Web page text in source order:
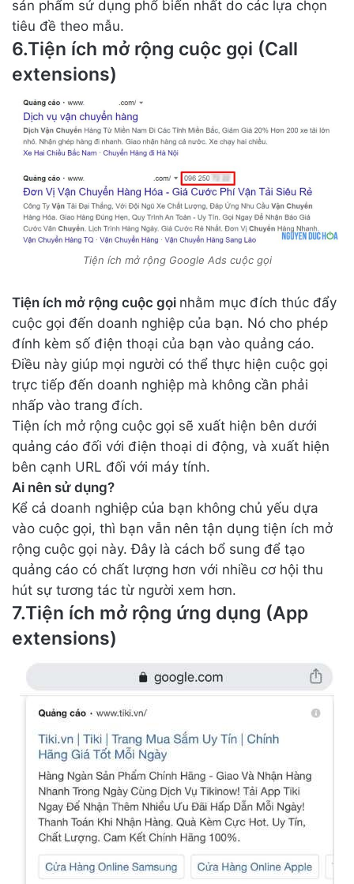
sản phẩm sử dụng phổ biến nhất do các lựa chọn
tiêu đề theo mẫu.
6.Tiện ích mở rộng cuộc gọi (Call
extensions)
Tiện ích mở rộng Google Ads cuộc gọi
Tiện ích mở rộng cuộc gọi nhằm mục đích thúc đẩy
cuộc gọi đến doanh nghiệp của bạn. Nó cho phép
đính kèm số điện thoại của bạn vào quảng cáo.
Điều này giúp mọi người có thể thực hiện cuộc gọi
trực tiếp đến doanh nghiệp mà không cần phải
nhấp vào trang đích.
Tiện ích mở rộng cuộc gọi sẽ xuất hiện bên dưới
quảng cáo đối với điện thoại di động, và xuất hiện
bên cạnh URL đối với máy tính.
Ai nên sử dụng?
Kể cả doanh nghiệp của bạn không chủ yếu dựa
vào cuộc gọi, thì bạn vẫn nên tận dụng tiện ích mở
rộng cuộc gọi này. Đây là cách bổ sung để tạo
quảng cáo có chất lượng hơn với nhiều cơ hội thu
hút sự tương tác từ người xem hơn.
7.Tiện ích mở rộng ứng dụng (App
extensions)